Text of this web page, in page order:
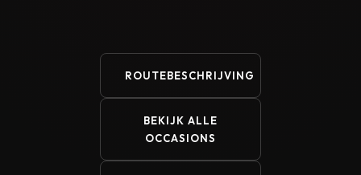
ROUTEBESCHRIJVING
BEKIJK ALLE
OCCASIONS